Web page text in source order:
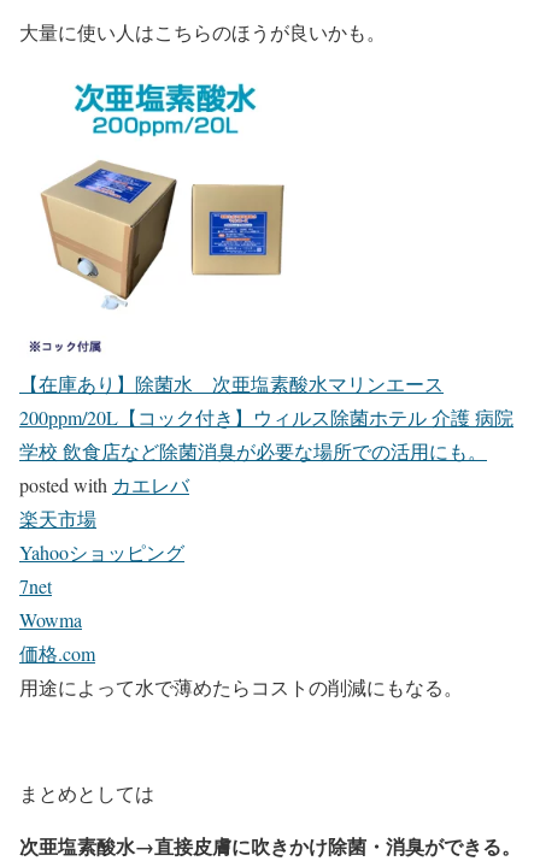
大量に使い人はこちらのほうが良いかも。
【在庫あり】除菌水 次亜塩素酸水マリンエース
200ppm/20L【コック付き】ウィルス除菌ホテル 介護 病院
学校 飲食店など除菌消臭が必要な場所での活用にも。
posted with カエレバ
楽天市場
Yahooショッピング
7net
Wowma
価格.com
用途によって水で薄めたらコストの削減にもなる。
まとめとしては
次亜塩素酸水→直接皮膚に吹きかけ除菌・消臭ができる。